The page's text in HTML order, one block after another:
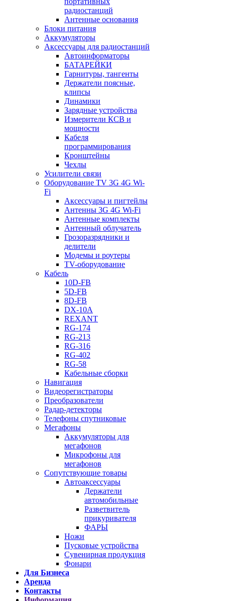
радиостанций
Антенные основания
Блоки питания
Аккумуляторы
Аксессуары для радиостанций
Автоинформаторы
БАТАРЕЙКИ
Гарнитуры, тангенты
Держатели поясные,
клипсы
Динамики
Зарядные устройства
Измерители КСВ и
мощности
Кабеля
программирования
Кронштейны
Чехлы
Усилители связи
Оборудование TV 3G 4G Wi-
Fi
Аксессуары и пигтейлы
Антенны 3G 4G Wi-Fi
Антенные комплекты
Антенный облучатель
Грозоразрядники и
делители
Модемы и роутеры
TV-оборудование
Кабель
10D-FB
5D-FB
8D-FB
DX-10A
REXANT
RG-174
RG-213
RG-316
RG-402
RG-58
Кабельные сборки
Навигация
Видеорегистраторы
Преобразователи
Радар-детекторы
Телефоны спутниковые
Мегафоны
Аккумуляторы для
мегафонов
Микрофоны для
мегафонов
Сопутствующие товары
Автоаксессуары
Держатели
автомобильные
Разветвитель
прикуривателя
ФАРЫ
Ножи
Пусковые устройства
Сувенирная продукция
Фонари
Для Бизнеса
Аренда
Контакты